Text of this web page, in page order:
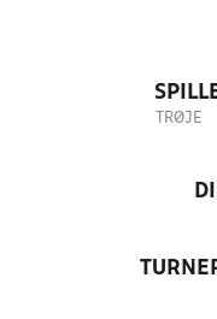
TRØJE